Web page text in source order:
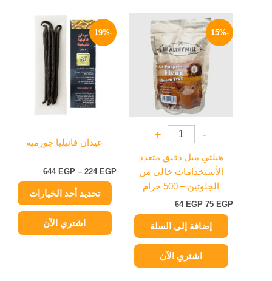
-15%
-
+
هيلثي ميل دقيق متعدد
الأستخدامات خالي من
الجلوتين – 500 جرام
75EGP
السعر
الأصلي
هو:
75 EGP.
64 EGP
الحالي
هو:
64 EGP.
إضافة إلى السلة
اشتري الآن
-19%
عيدان فانيليا جورمية
224 EGP
–
644 EGP
نطاق
السعر:
من
خلال
تحديد أحد الخيارات
هناك
العديد
من
الأشكال
المختلفة
المنتج.
صفحة
المنتج
اشتري الآن